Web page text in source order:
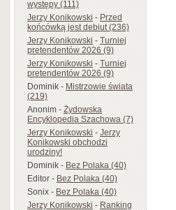
występy (111)
Jerzy Konikowski-Przed
końcówką jest debiut (236)
Jerzy Konikowski-Turniej
pretendentów 2026 (9)
Jerzy Konikowski-Turniej
pretendentów 2026 (9)
Dominik-Mistrzowie świata
(219)
Anonim-Żydowska
Encyklopedia Szachowa (7)
Jerzy Konikowski-Jerzy
Konikowski obchodzi
urodziny!
Dominik-Bez Polaka (40)
Editor-Bez Polaka (40)
Sonix-Bez Polaka (40)
Jerzy Konikowski-Ranking